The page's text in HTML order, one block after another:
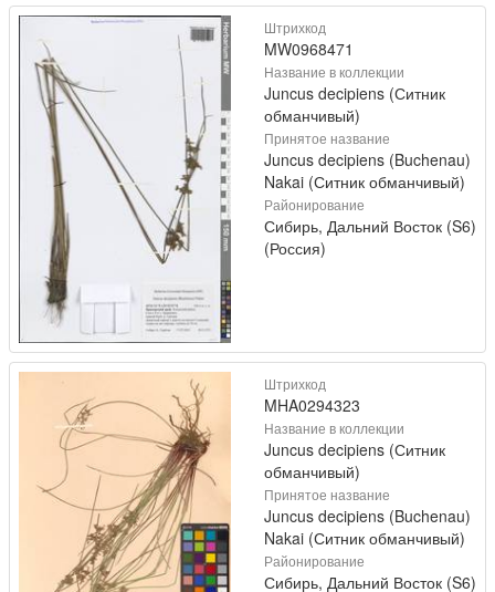
Штрихкод
MW0968471
Название в коллекции
Juncus decipiens (Ситник
обманчивый)
Принятое название
Juncus decipiens (Buchenau)
Nakai (Ситник обманчивый)
Районирование
Сибирь, Дальний Восток (S6)
(Россия)
Штрихкод
MHA0294323
Название в коллекции
Juncus decipiens (Ситник
обманчивый)
Принятое название
Juncus decipiens (Buchenau)
Nakai (Ситник обманчивый)
Районирование
Сибирь, Дальний Восток (S6)